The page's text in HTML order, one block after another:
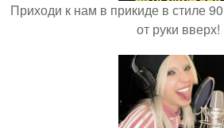
Приходи к нам в прикиде в стиле
от руки вверх!